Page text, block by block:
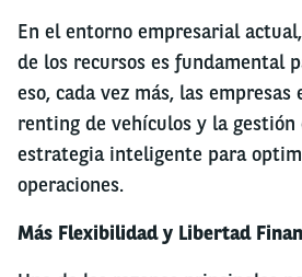
En el entorno empresarial
de los recursos es fundamental
eso, cada vez más, las
renting de vehículos y la gestión
estrategia inteligente para
operaciones.
Más Flexibilidad y Libertad